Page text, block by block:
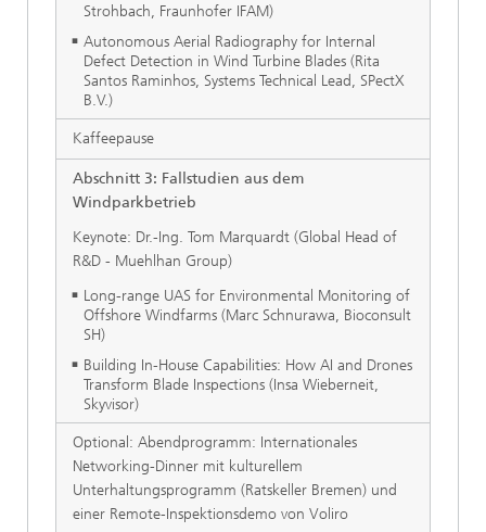
Strohbach, Fraunhofer IFAM)
Autonomous Aerial Radiography for Internal
Defect Detection in Wind Turbine Blades (Rita
Santos Raminhos, Systems Technical Lead, SPectX
B.V.)
Kaffeepause
Abschnitt 3: Fallstudien aus dem
Windparkbetrieb
Keynote: Dr.-Ing. Tom Marquardt (Global Head of
R&D - Muehlhan Group)
Long-range UAS for Environmental Monitoring of
Offshore Windfarms (Marc Schnurawa, Bioconsult
SH)
Building In-House Capabilities: How AI and Drones
Transform Blade Inspections (Insa Wieberneit,
Skyvisor)
Optional: Abendprogramm: Internationales
Networking-Dinner mit kulturellem
Unterhaltungsprogramm (Ratskeller Bremen) und
einer Remote-Inspektionsdemo von Voliro